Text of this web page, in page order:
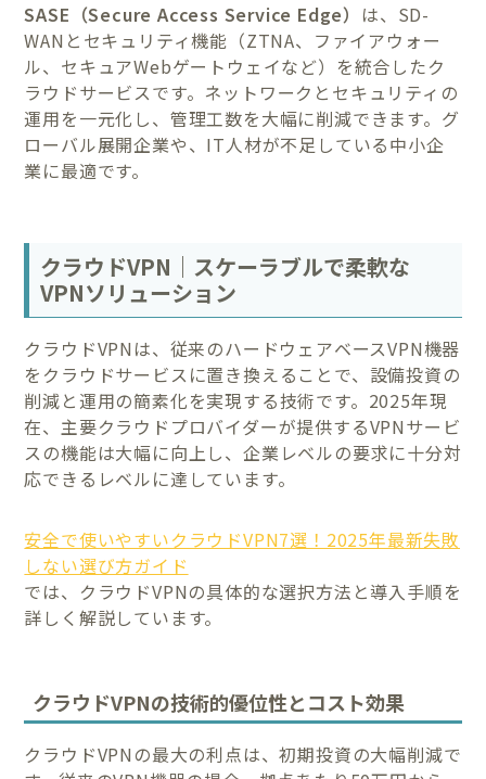
SASE（Secure Access Service Edge） は、SD-
WANとセキュリティ機能（ZTNA、ファイアウォー
ル、セキュアWebゲートウェイなど）を統合したク
ラウドサービスです。ネットワークとセキュリティの
運用を一元化し、管理工数を大幅に削減できます。グ
ローバル展開企業や、IT人材が不足している中小企
業に最適です。
クラウドVPN｜スケーラブルで柔軟な
VPNソリューション
クラウドVPNは、従来のハードウェアベースVPN機器
をクラウドサービスに置き換えることで、設備投資の
削減と運用の簡素化を実現する技術です。2025年現
在、主要クラウドプロバイダーが提供するVPNサービ
スの機能は大幅に向上し、企業レベルの要求に十分対
応できるレベルに達しています。
安全で使いやすいクラウドVPN7選！2025年最新失敗
しない選び方ガイド
では、クラウドVPNの具体的な選択方法と導入手順を
詳しく解説しています。
クラウドVPNの技術的優位性とコスト効果
クラウドVPNの最大の利点は、初期投資の大幅削減で